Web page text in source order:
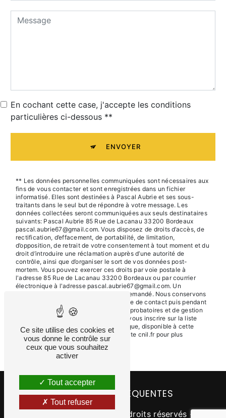
En cochant cette case, j'accepte les conditions
particulières ci-dessous **
ENVOYER
** Les données personnelles communiquées sont nécessaires aux
fins de vous contacter et sont enregistrées dans un fichier
informatisé. Elles sont destinées à Pascal Aubrie et ses sous-
traitants dans le seul but de répondre à votre message. Les
données collectées seront communiquées aux seuls destinataires
suivants: Pascal Aubrie 85 Rue de Lacanau 33200 Bordeaux
pascal.aubrie67@gmail.com. Vous disposez de droits d’accès, de
rectification, d’effacement, de portabilité, de limitation,
d’opposition, de retrait de votre consentement à tout moment et du
droit d’introduire une réclamation auprès d’une autorité de
contrôle, ainsi que d’organiser le sort de vos données post-
mortem. Vous pouvez exercer ces droits par voie postale à
l'adresse 85 Rue de Lacanau 33200 Bordeaux ou par courrier
électronique à l'adresse pascal.aubrie67@gmail.com. Un
justificatif d'identité pourra vous être demandé. Nous conservons
vos données pendant la période de prise de contact puis pendant
la durée de prescription légale aux fins probatoires et de gestion
des contentieux. Vous avez le droit de vous inscrire sur la liste
d'opposition au démarchage téléphonique, disponible à cette
adresse:Bloctel.gouv.fr. Consultez le site cnil.fr pour plus
d’informations sur vos droits.
RECHERCHES FRÉQUENTES
- 2026 - Tous droits réservés -
Ce site utilise des cookies et
vous donne le contrôle sur
ceux que vous souhaitez
activer
Tout accepter
Tout refuser